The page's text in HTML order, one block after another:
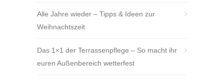
Alle Jahre wieder – Tipps & Ideen zur
Weihnachtszeit
Das 1×1 der Terrassenpflege – So macht ihr
euren Außenbereich wetterfest